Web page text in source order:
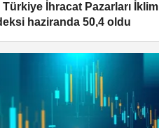
Türkiye İhracat Pazarları İklim
haziranda 50,4 oldu